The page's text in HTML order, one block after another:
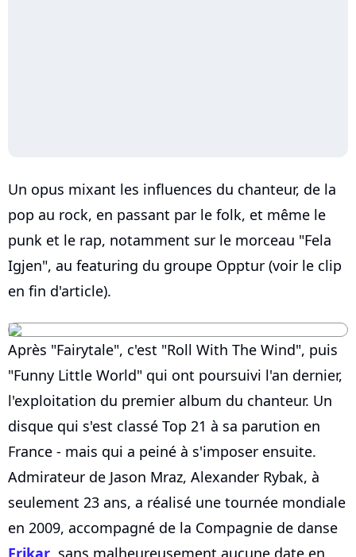
Un opus mixant les influences du chanteur, de la
pop au rock, en passant par le folk, et même le
punk et le rap, notamment sur le morceau "Fela
Igjen", au featuring du groupe Opptur (voir le clip
en fin d'article).
Après "Fairytale", c'est "Roll With The Wind", puis
"Funny Little World" qui ont poursuivi l'an dernier,
l'exploitation du premier album du chanteur. Un
disque qui s'est classé Top 21 à sa parution en
France - mais qui a peiné à s'imposer ensuite.
Admirateur de Jason Mraz, Alexander Rybak, à
seulement 23 ans, a réalisé une tournée mondiale
en 2009, accompagné de la Compagnie de danse
Frikar , sans malheureusement aucune date en